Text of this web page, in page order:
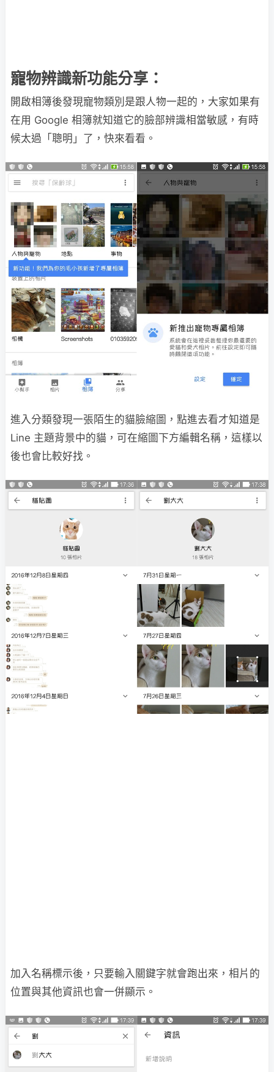
寵物辨識新功能分享：
開啟相簿後發現寵物類別是跟人物一起的，大家如果有
在用 Google 相簿就知道它的臉部辨識相當敏感，有時
候太過「聰明」了，快來看看。
進入分類發現一張陌生的貓臉縮圖，點進去看才知道是
Line 主題背景中的貓，可在縮圖下方編輯名稱，這樣以
後也會比較好找。
加入名稱標示後，只要輸入關鍵字就會跑出來，相片的
位置與其他資訊也會一併顯示。